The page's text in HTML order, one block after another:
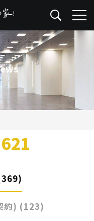
621
約) (123)